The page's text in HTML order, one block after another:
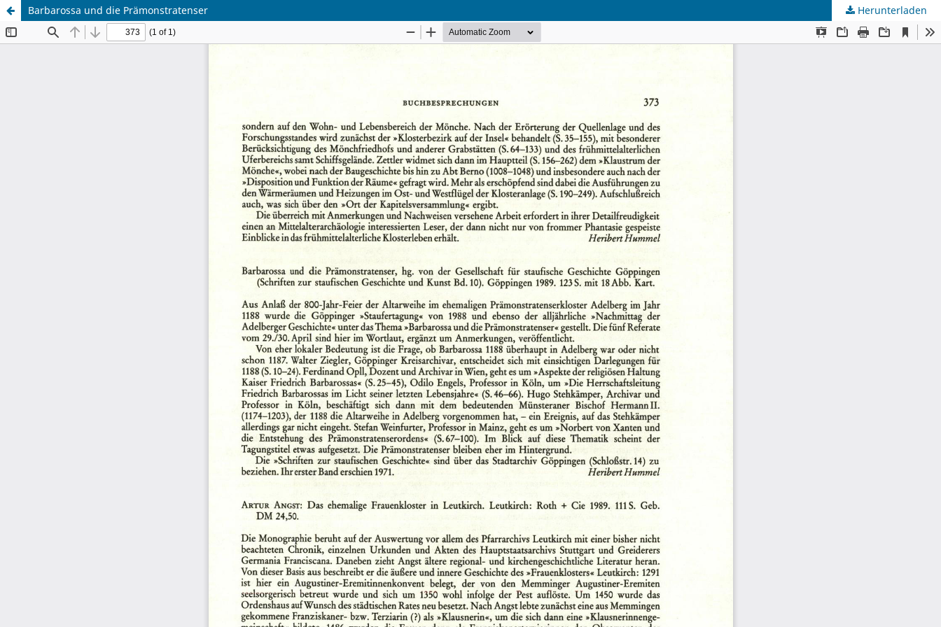
Barbarossa und die Prämonstratenser Herunterladen